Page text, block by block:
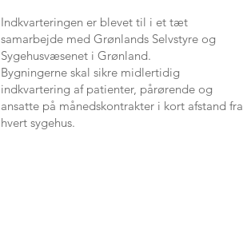
Indkvarteringen er blevet til i et tæt
samarbejde med Grønlands Selvstyre og
Sygehusvæsenet i Grønland.
Bygningerne skal sikre midlertidig
indkvartering af patienter, pårørende og
ansatte på månedskontrakter i kort afstand fra
hvert sygehus.